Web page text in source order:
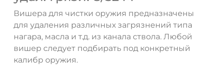
Вишера для чистки оружия предназначены
для удаления различных загрязнений типа
нагара, масла и т.д. из канала ствола. Любой
вишер следует подбирать под конкретный
калибр оружия.